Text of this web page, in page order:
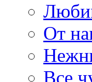
От
Все